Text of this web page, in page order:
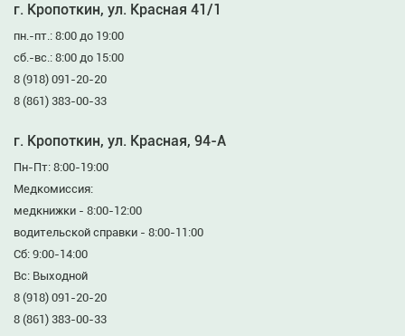
г. Кропоткин, ул. Красная 41/1
пн.-пт.: 8:00 до 19:00
сб.-вс.: 8:00 до 15:00
8 (918) 091-20-20
8 (861) 383-00-33
г. Кропоткин, ул. Красная, 94-А
Пн-Пт: 8:00-19:00
Медкомиссия:
медкнижки - 8:00-12:00
водительской справки - 8:00-11:00
Сб: 9:00-14:00
Вс: Выходной
8 (918) 091-20-20
8 (861) 383-00-33